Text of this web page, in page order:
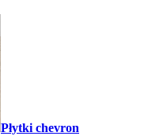
Płytki chevron